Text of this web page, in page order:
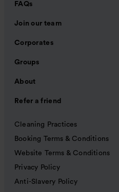
FAQs
Join our team
Corporates
Groups
About
Refer a friend
Cleaning Practices
Booking Terms & Conditions
Website Terms & Conditions
Privacy Policy
Anti-Slavery Policy